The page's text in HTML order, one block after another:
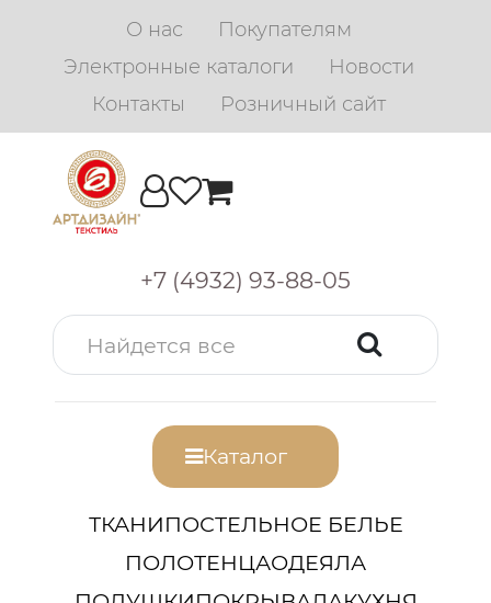
О нас
Покупателям
Электронные каталоги
Новости
Контакты
Розничный сайт
+7 (4932) 93-88-05
Каталог
ТКАНИПОСТЕЛЬНОЕ БЕЛЬЕ
ПОЛОТЕНЦАОДЕЯЛА